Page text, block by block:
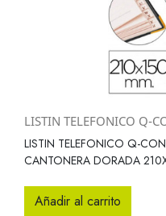
LISTIN TELEFONICO Q-
LISTIN TELEFONICO Q-
CANTONERA DORADA
Añadir al carrito